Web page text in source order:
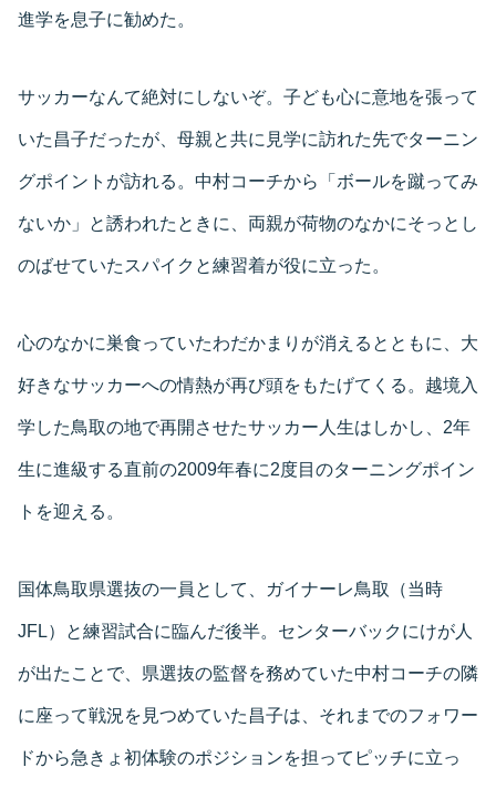
進学を息子に勧めた。
サッカーなんて絶対にしないぞ。子ども心に意地を張って
いた昌子だったが、母親と共に見学に訪れた先でターニン
グポイントが訪れる。中村コーチから「ボールを蹴ってみ
ないか」と誘われたときに、両親が荷物のなかにそっとし
のばせていたスパイクと練習着が役に立った。
心のなかに巣食っていたわだかまりが消えるとともに、大
好きなサッカーへの情熱が再び頭をもたげてくる。越境入
学した鳥取の地で再開させたサッカー人生はしかし、2年
生に進級する直前の2009年春に2度目のターニングポイン
トを迎える。
国体鳥取県選抜の一員として、ガイナーレ鳥取（当時
JFL）と練習試合に臨んだ後半。センターバックにけが人
が出たことで、県選抜の監督を務めていた中村コーチの隣
に座って戦況を見つめていた昌子は、それまでのフォワー
ドから急きょ初体験のポジションを担ってピッチに立っ